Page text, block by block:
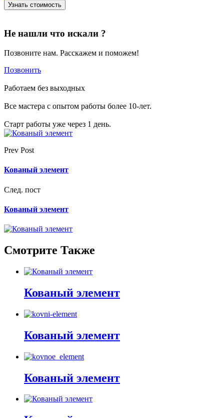
Отправить
Узнать стоимость
Не нашли что искали ?
Позвоните нам. Расскажем и поможем!
Позвонить
Работаем без выходных
Все мастера с опытом работы более 10-лет.
Старт работы уже через 1 день.
Prev Post
Кованый элемент
След. пост
Кованый элемент
Смотрите Также
Кованый элемент
Кованый элемент
Кованый элемент